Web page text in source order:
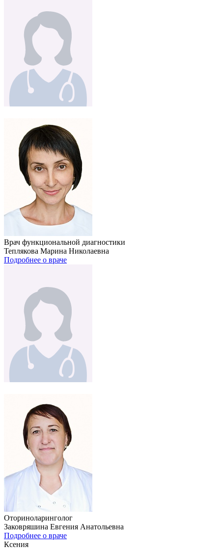
Врач функциональной диагностики
Теплякова Марина Николаевна
Подробнее о враче
Оториноларинголог
Заковряшина Евгения Анатольевна
Подробнее о враче
Ксения